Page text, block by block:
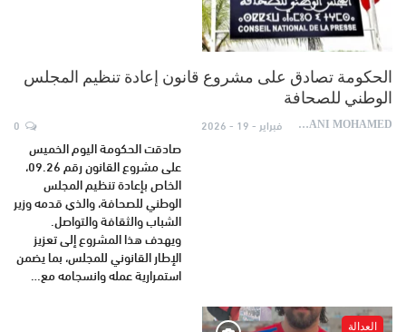
الحكومة تصادق على مشروع قانون إعادة تنظيم المجلس
الوطني للصحافة
AYDANI MOHAMED فبراير - 19 - 2026
صادقت الحكومة اليوم الخميس
على مشروع القانون رقم 09.26،
الخاص بإعادة تنظيم المجلس
الوطني للصحافة، والذي قدمه وزير
الشباب والثقافة والتواصل.
ويهدف هذا المشروع إلى تعزيز
الإطار القانوني للمجلس، بما يضمن
استمرارية عمله وانسجامه مع…
العدالة